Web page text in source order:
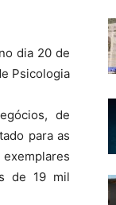
dia 20 de
Psicologia
de
para as
de 19 mil